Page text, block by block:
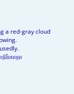
a red-gray cloud